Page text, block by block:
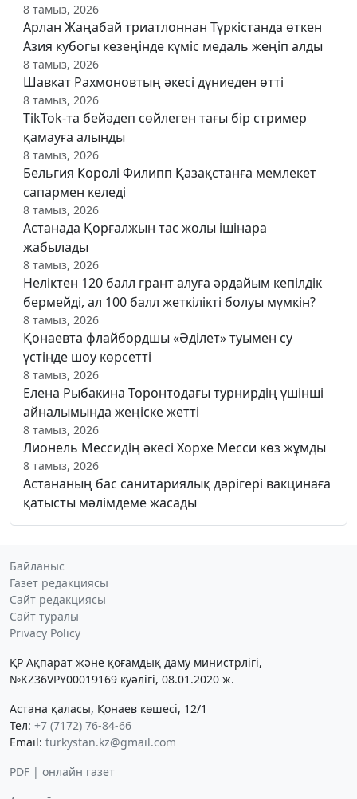
8 тамыз, 2026
Арлан Жаңабай триатлоннан Түркістанда өткен
Азия кубогы кезеңінде күміс медаль жеңіп алды
8 тамыз, 2026
Шавкат Рахмоновтың әкесі дүниеден өтті
8 тамыз, 2026
TikTok-та бейәдеп сөйлеген тағы бір стример
қамауға алынды
8 тамыз, 2026
Бельгия Королі Филипп Қазақстанға мемлекет
сапармен келеді
8 тамыз, 2026
Астанада Қорғалжын тас жолы ішінара
жабылады
8 тамыз, 2026
Неліктен 120 балл грант алуға әрдайым кепілдік
бермейді, ал 100 балл жеткілікті болуы мүмкін?
8 тамыз, 2026
Қонаевта флайбордшы «Әділет» туымен су
үстінде шоу көрсетті
8 тамыз, 2026
Елена Рыбакина Торонтодағы турнирдің үшінші
айналымында жеңіске жетті
8 тамыз, 2026
Лионель Мессидің әкесі Хорхе Месси көз жұмды
8 тамыз, 2026
Астананың бас санитариялық дәрігері вакцинаға
қатысты мәлімдеме жасады
Байланыс
Газет редакциясы
Сайт редакциясы
Сайт туралы
Privacy Policy
ҚР Ақпарат және қоғамдық даму министрлігі,
№KZ36VPY00019169 куәлігі, 08.01.2020 ж.
Астана қаласы, Қонаев көшесі, 12/1
Тел: +7 (7172) 76-84-66
Email: turkystan.kz@gmail.com
PDF | онлайн газет